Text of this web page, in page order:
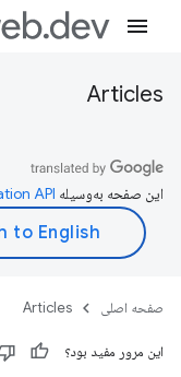
Articles
این صفحه به‌وسیله
صفحه اصلی Articles
این مرور مفید بود؟